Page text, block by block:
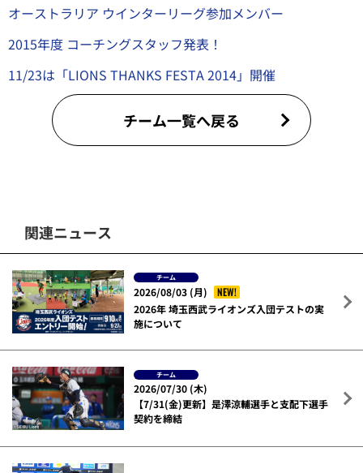
オーストラリア ウインターリーグ参加メンバー
2015年度 コーチングスタッフ発表！
11/23は「LIONS THANKS FESTA 2014」開催
チーム一覧へ戻る
関連ニュース
チーム
2026/08/03 (月)
NEW!
2026年 埼玉西武ライオンズ入団テストの実
施について
チーム
2026/07/30 (木)
【7/31(金)更新】是澤涼輔選手と支配下選手
契約を締結